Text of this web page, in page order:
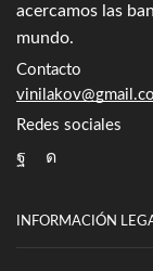
acercamos las
mundo.
Contacto
Redes sociales
Facebook
Instagram
INFORMACIÓN